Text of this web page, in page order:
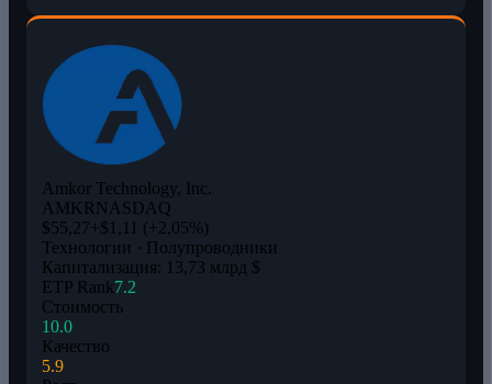
Amkor Technology, Inc.
AMKRNASDAQ
$55,27+$1,11 (+2,05%)
Технологии · Полупроводники
Капитализация: 13,73 млрд $
ETP Rank7.2
Стоимость
10.0
Качество
5.9